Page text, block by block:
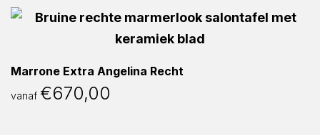
Marrone Extra Angelina Recht
vanaf €670,00